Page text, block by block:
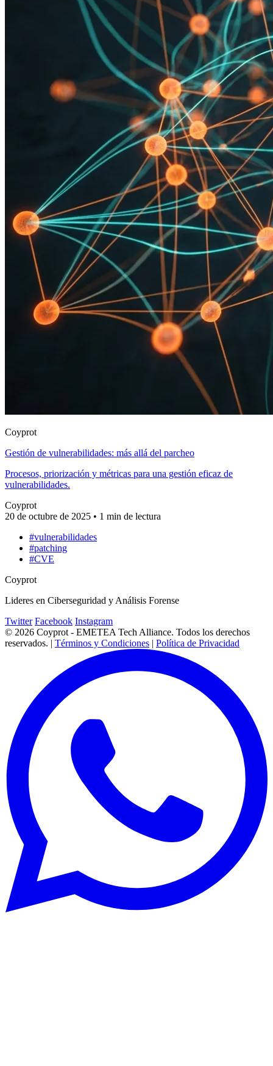
Coyprot
Gestión de vulnerabilidades: más allá del parcheo
Procesos, priorización y métricas para una gestión eficaz de
vulnerabilidades.
Coyprot
20 de octubre de 2025 • 1 min de lectura
#vulnerabilidades
#patching
#CVE
Coyprot
Lideres en Ciberseguridad y Análisis Forense
Twitter Facebook Instagram
© 2026 Coyprot - EMETEA Tech Alliance. Todos los derechos
reservados. | Términos y Condiciones | Política de Privacidad